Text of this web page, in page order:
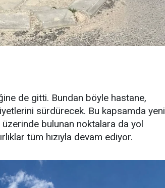
de gitti. Bundan böyle hastane,
sürdürecek. Bu kapsamda yeni
üzerinde bulunan noktalara da yol
tüm hızıyla devam ediyor.